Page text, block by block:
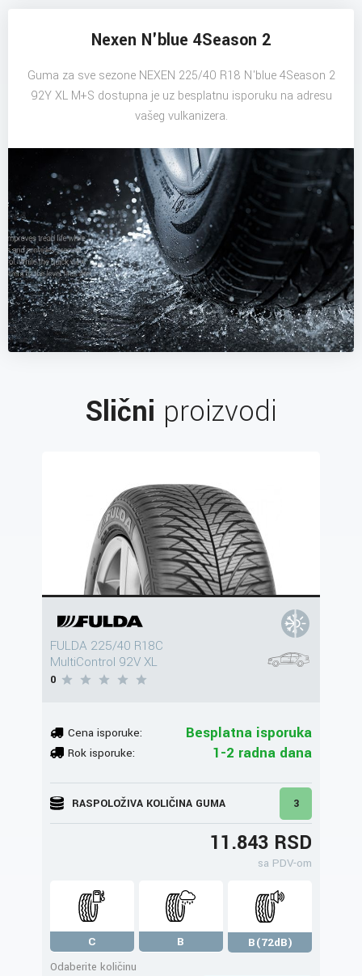
Nexen N'blue 4Season 2
Guma za sve sezone NEXEN 225/40 R18 N'blue 4Season 2
92Y XL M+S dostupna je uz besplatnu isporuku na adresu
vašeg vulkanizera.
Slični proizvodi
FULDA 225/40 R18C
MultiControl 92V XL
0
Cena isporuke: Besplatna isporuka
Rok isporuke: 1-2 radna dana
RASPOLOŽIVA KOLIČINA GUMA 3
11.843 RSD
sa PDV-om
C B
B(72dB)
Odaberite količinu